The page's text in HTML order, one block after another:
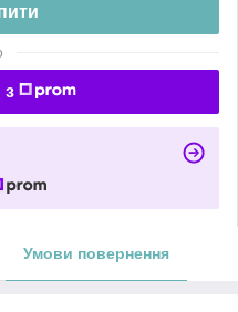
з
Умови повернення